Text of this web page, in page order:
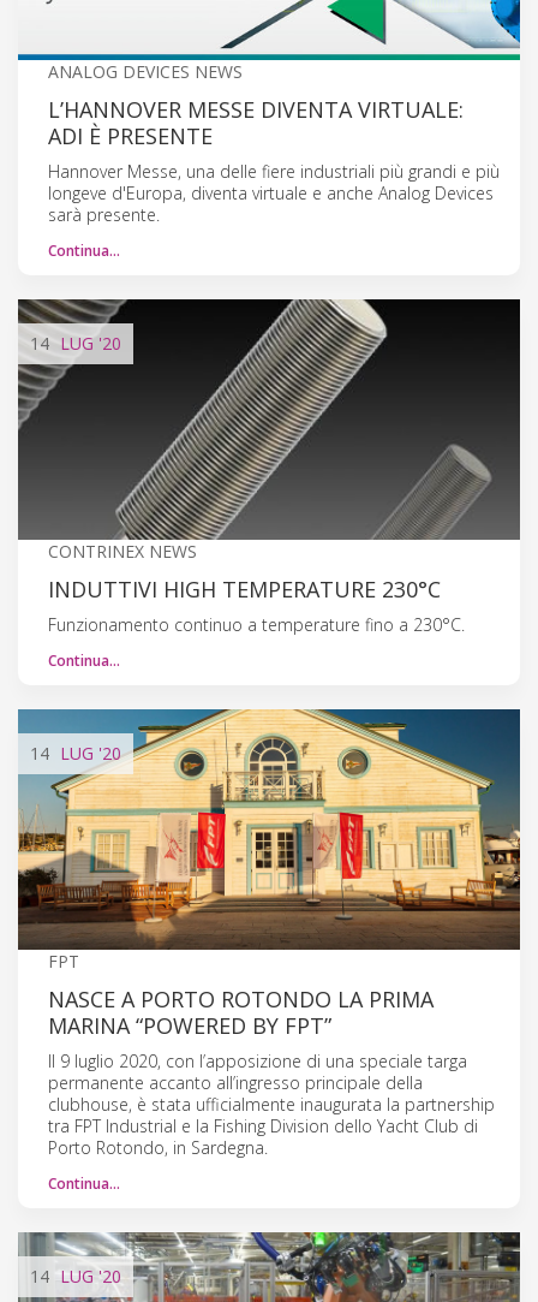
ANALOG DEVICES NEWS
L’HANNOVER MESSE DIVENTA VIRTUALE:
ADI È PRESENTE
Hannover Messe, una delle fiere industriali più grandi e più
longeve d'Europa, diventa virtuale e anche Analog Devices
sarà presente.
Continua…
14 LUG '20
CONTRINEX NEWS
INDUTTIVI HIGH TEMPERATURE 230°C
Funzionamento continuo a temperature fino a 230°C.
Continua…
14 LUG '20
FPT
NASCE A PORTO ROTONDO LA PRIMA
MARINA “POWERED BY FPT”
Il 9 luglio 2020, con l’apposizione di una speciale targa
permanente accanto all’ingresso principale della
clubhouse, è stata ufficialmente inaugurata la partnership
tra FPT Industrial e la Fishing Division dello Yacht Club di
Porto Rotondo, in Sardegna.
Continua…
14 LUG '20